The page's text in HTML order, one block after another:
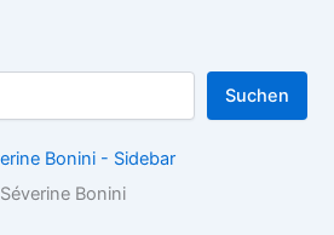
Suchen
Séverine Bonini